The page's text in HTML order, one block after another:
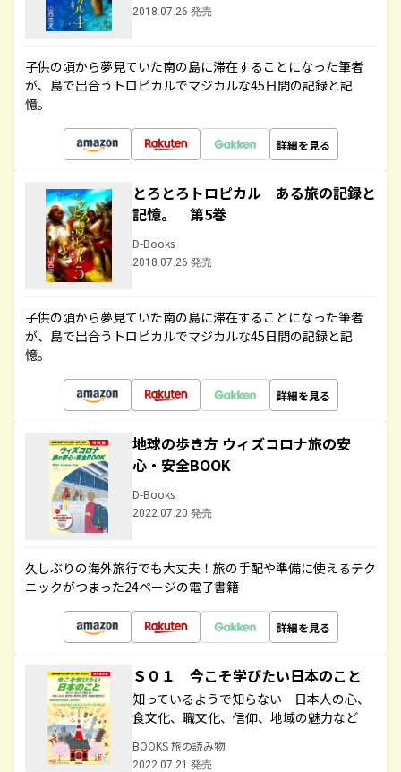
2018.07.26 発売
子供の頃から夢見ていた南の島に滞在することになった筆者
が、島で出合うトロピカルでマジカルな45日間の記録と記
憶。
詳細を見る
とろとろトロピカル ある旅の記録と
記憶。 第5巻
D-Books
2018.07.26 発売
子供の頃から夢見ていた南の島に滞在することになった筆者
が、島で出合うトロピカルでマジカルな45日間の記録と記
憶。
詳細を見る
地球の歩き方 ウィズコロナ旅の安
心・安全BOOK
D-Books
2022.07.20 発売
久しぶりの海外旅行でも大丈夫！旅の手配や準備に使えるテク
ニックがつまった24ページの電子書籍
詳細を見る
Ｓ０１ 今こそ学びたい日本のこと
知っているようで知らない 日本人の心、
食文化、職文化、信仰、地域の魅力など
BOOKS 旅の読み物
2022.07.21 発売